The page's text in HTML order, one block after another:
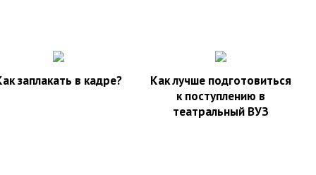
заплакать в кадре?
Как лучше подготовиться
к поступлению в
театральный ВУЗ